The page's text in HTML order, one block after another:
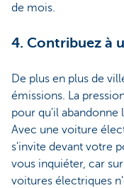
de mois.
4. Contribuez à
De plus en plus de
émissions. La
pour qu'il abandonne
Avec une voiture
s'invite devant votre
vous inquiéter, car
voitures électriques